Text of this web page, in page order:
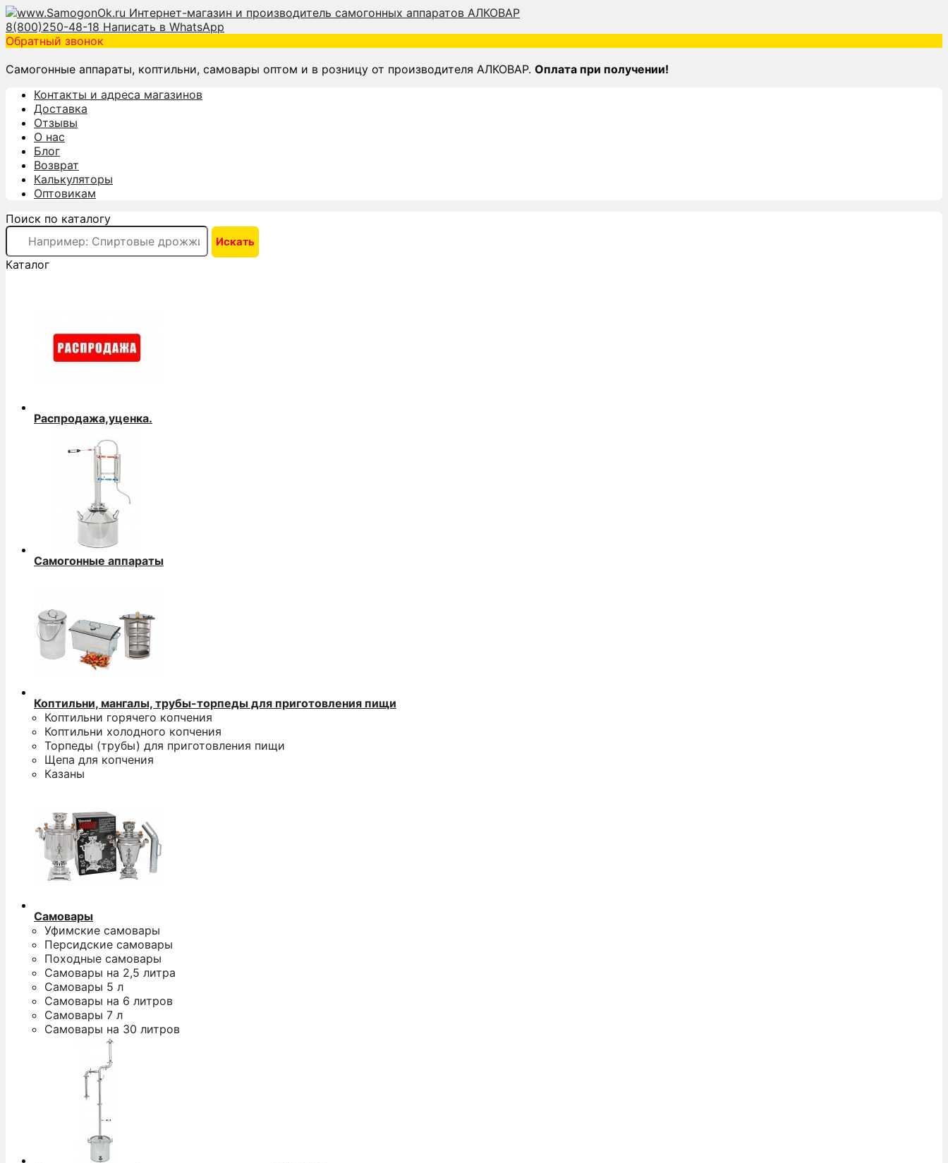
8(800)250-48-18 Написать в WhatsApp
Обратный звонок
Самогонные аппараты, коптильни, самовары оптом и в розницу от производителя АЛКОВАР. Оплата при получении!
Контакты и адреса магазинов
Доставка
Отзывы
О нас
Блог
Возврат
Калькуляторы
Оптовикам
Поиск по каталогу
Каталог
Распродажа,уценка.
Самогонные аппараты
Коптильни, мангалы, трубы-торпеды для приготовления пищи
Коптильни горячего копчения
Коптильни холодного копчения
Торпеды (трубы) для приготовления пищи
Щепа для копчения
Казаны
Самовары
Уфимские самовары
Персидские самовары
Походные самовары
Самовары на 2,5 литра
Самовары 5 л
Самовары на 6 литров
Самовары 7 л
Самовары на 30 литров